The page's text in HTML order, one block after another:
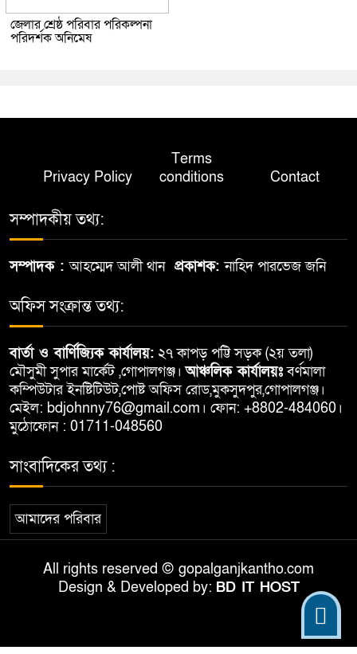
জেলার শ্রেষ্ঠ পরিবার পরিকল্পনা
পরিদর্শক অনিমেষ
Privacy Policy
Terms
conditions
Contact
সম্পাদকীয় তথ্য:
সম্পাদক :আহম্মেদ আলী থান প্রকাশক:নাহিদ পারভেজ জনি
অফিস সংক্রান্ত তথ্য:
বার্তা ও বার্ণিজ্যিক কার্যালয়: ২৭ কাপড় পট্টি সড়ক (২য় তলা)
মৌসুমী সুপার মার্কেট ,গোপালগঞ্জ।আঞ্চলিক কার্যালয়ঃবর্ণমালা
কম্পিউটার ইনষ্টিটিউট,পোষ্ট অফিস রোড,মুকসুদপুর,গোপালগঞ্জ।
মেইল: bdjohnny76@gmail.com। ফোন: +8802-484060।
মুঠোফোন : 01711-048560
সাংবাদিকের তথ্য :
আমাদের পরিবার
All rights reserved © gopalganjkantho.com
Design & Developed by: BD IT HOST